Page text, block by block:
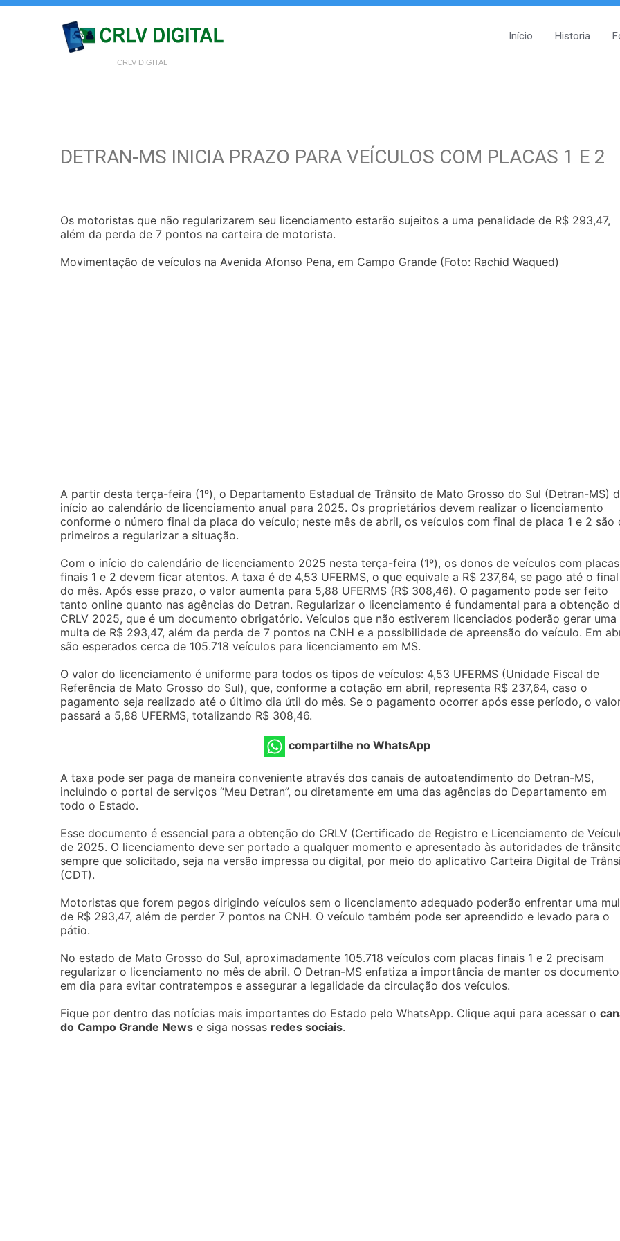
CRLV DIGITAL
Início Historia
DETRAN-MS INICIA PRAZO PARA VEÍCULOS COM PLACAS 1 E 2
Os motoristas que não regularizarem seu licenciamento estarão sujeitos a uma penalidade de R$ 293,47,
além da perda de 7 pontos na carteira de motorista.
Movimentação de veículos na Avenida Afonso Pena, em Campo Grande (Foto: Rachid Waqued)
A partir desta terça-feira (1º), o Departamento Estadual de Trânsito de Mato Grosso do Sul (Detran-MS)
início ao calendário de licenciamento anual para 2025. Os proprietários devem realizar o licenciamento
conforme o número final da placa do veículo; neste mês de abril, os veículos com final de placa 1 e 2 são
primeiros a regularizar a situação.
Com o início do calendário de licenciamento 2025 nesta terça-feira (1º), os donos de veículos com placas
finais 1 e 2 devem ficar atentos. A taxa é de 4,53 UFERMS, o que equivale a R$ 237,64, se pago até o final
do mês. Após esse prazo, o valor aumenta para 5,88 UFERMS (R$ 308,46). O pagamento pode ser feito
tanto online quanto nas agências do Detran. Regularizar o licenciamento é fundamental para a obtenção
CRLV 2025, que é um documento obrigatório. Veículos que não estiverem licenciados poderão gerar uma
multa de R$ 293,47, além da perda de 7 pontos na CNH e a possibilidade de apreensão do veículo. Em
são esperados cerca de 105.718 veículos para licenciamento em MS.
O valor do licenciamento é uniforme para todos os tipos de veículos: 4,53 UFERMS (Unidade Fiscal de
Referência de Mato Grosso do Sul), que, conforme a cotação em abril, representa R$ 237,64, caso o
pagamento seja realizado até o último dia útil do mês. Se o pagamento ocorrer após esse período, o
passará a 5,88 UFERMS, totalizando R$ 308,46.
compartilhe no WhatsApp
A taxa pode ser paga de maneira conveniente através dos canais de autoatendimento do Detran-MS,
incluindo o portal de serviços “Meu Detran”, ou diretamente em uma das agências do Departamento em
todo o Estado.
Esse documento é essencial para a obtenção do CRLV (Certificado de Registro e Licenciamento de
de 2025. O licenciamento deve ser portado a qualquer momento e apresentado às autoridades de
sempre que solicitado, seja na versão impressa ou digital, por meio do aplicativo Carteira Digital de
(CDT).
Motoristas que forem pegos dirigindo veículos sem o licenciamento adequado poderão enfrentar uma
de R$ 293,47, além de perder 7 pontos na CNH. O veículo também pode ser apreendido e levado para o
pátio.
No estado de Mato Grosso do Sul, aproximadamente 105.718 veículos com placas finais 1 e 2 precisam
regularizar o licenciamento no mês de abril. O Detran-MS enfatiza a importância de manter os
em dia para evitar contratempos e assegurar a legalidade da circulação dos veículos.
Fique por dentro das notícias mais importantes do Estado pelo WhatsApp. Clique aqui para acessar o
do Campo Grande News e siga nossas redes sociais.